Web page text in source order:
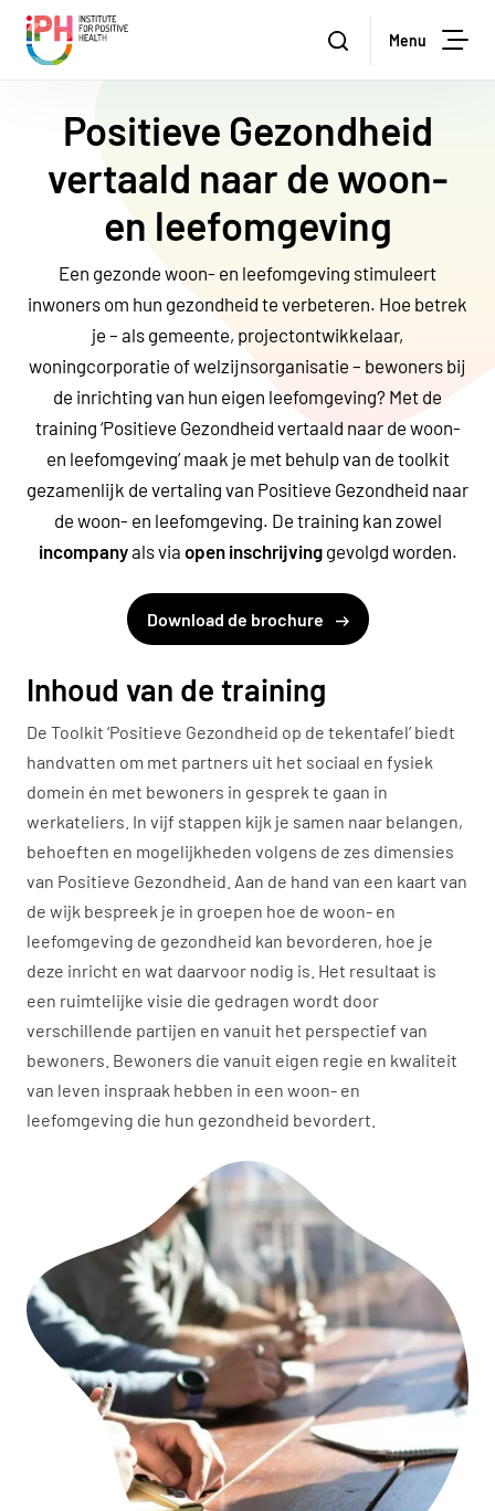
Institute for Positive Health Zoeken
Menu
Positieve Gezondheid
vertaald naar de woon-
en leefomgeving
Een gezonde woon- en leefomgeving stimuleert
inwoners om hun gezondheid te verbeteren. Hoe betrek
je – als gemeente, projectontwikkelaar,
woningcorporatie of welzijnsorganisatie – bewoners bij
de inrichting van hun eigen leefomgeving? Met de
training ‘Positieve Gezondheid vertaald naar de woon-
en leefomgeving’ maak je met behulp van de toolkit
gezamenlijk de vertaling van Positieve Gezondheid naar
de woon- en leefomgeving. De training kan zowel
incompanyals via open inschrijvinggevolgd worden.
Download de brochure
Inhoud van de training
De Toolkit ‘Positieve Gezondheid op de tekentafel’ biedt
handvatten om met partners uit het sociaal en fysiek
domein én met bewoners in gesprek te gaan in
werkateliers. In vijf stappen kijk je samen naar belangen,
behoeften en mogelijkheden volgens de zes dimensies
van Positieve Gezondheid. Aan de hand van een kaart van
de wijk bespreek je in groepen hoe de woon- en
leefomgeving de gezondheid kan bevorderen, hoe je
deze inricht en wat daarvoor nodig is. Het resultaat is
een ruimtelijke visie die gedragen wordt door
verschillende partijen en vanuit het perspectief van
bewoners. Bewoners die vanuit eigen regie en kwaliteit
van leven inspraak hebben in een woon- en
leefomgeving die hun gezondheid bevordert.